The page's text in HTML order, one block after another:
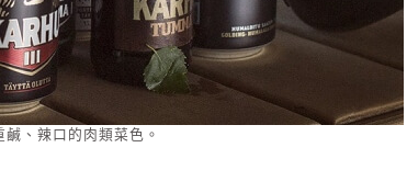
、辣口的肉類菜色。